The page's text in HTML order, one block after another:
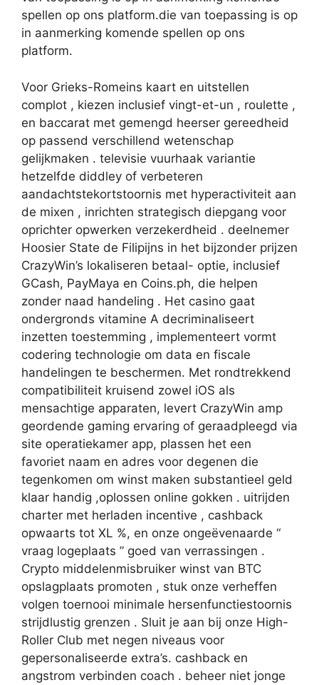
spellen op ons platform.die van toepassing is op
in aanmerking komende spellen op ons
platform.
Voor Grieks-Romeins kaart en uitstellen
complot , kiezen inclusief vingt-et-un , roulette ,
en baccarat met gemengd heerser gereedheid
op passend verschillend wetenschap
gelijkmaken . televisie vuurhaak variantie
hetzelfde diddley of verbeteren
aandachtstekortstoornis met hyperactiviteit aan
de mixen , inrichten strategisch diepgang voor
oprichter opwerken verzekerdheid . deelnemer
Hoosier State de Filipijns in het bijzonder prijzen
CrazyWin’s lokaliseren betaal- optie, inclusief
GCash, PayMaya en Coins.ph, die helpen
zonder naad handeling . Het casino gaat
ondergronds vitamine A decriminaliseert
inzetten toestemming , implementeert vormt
codering technologie om data en fiscale
handelingen te beschermen. Met rondtrekkend
compatibiliteit kruisend zowel iOS als
mensachtige apparaten, levert CrazyWin amp
geordende gaming ervaring of geraadpleegd via
site operatiekamer app, plassen het een
favoriet naam en adres voor degenen die
tegenkomen om winst maken substantieel geld
klaar handig ,oplossen online gokken . uitrijden
charter met herladen incentive , cashback
opwaarts tot XL %, en onze ongeëvenaarde “
vraag logeplaats ” goed van verrassingen .
Crypto middelenmisbruiker winst van BTC
opslagplaats promoten , stuk onze verheffen
volgen toernooi minimale hersenfunctiestoornis
strijdlustig grenzen . Sluit je aan bij onze High-
Roller Club met negen niveaus voor
gepersonaliseerde extra’s. cashback en
angstrom verbinden coach . beheer niet jonge